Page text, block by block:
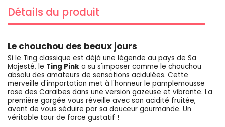
Détails du produit
Le chouchou des beaux jours
Si le Ting classique est déjà une légende au pays de Sa
Majesté, le Ting Pink a su s'imposer comme le chouchou
absolu des amateurs de sensations acidulées. Cette
merveille d'importation met à l'honneur le pamplemousse
rose des Caraïbes dans une version gazeuse et vibrante. La
première gorgée vous réveille avec son acidité fruitée,
avant de vous séduire par sa douceur gourmande. Un
véritable tour de force gustatif !